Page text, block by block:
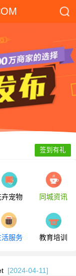
签到有礼
卉宠物 同城资讯
活服务
教育培训